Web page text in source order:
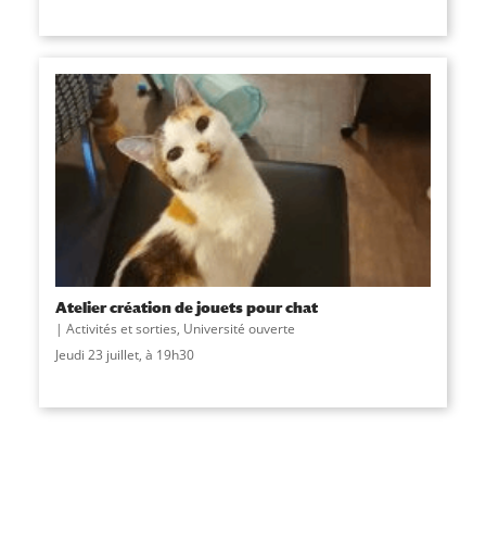
Atelier création de jouets pour chat
Activités et sorties, Université ouverte
Jeudi 23 juillet, à 19h30